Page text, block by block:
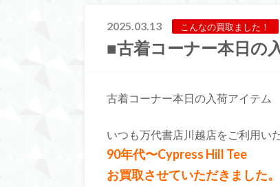
2025.03.13 こんなの買取ました！
■古着コーナー本日の
古着コーナー本日の入荷アイテム
いつも万代書店川越店をご利用い
90年代〜Cypress Hill Tee
お買取させていただきました。